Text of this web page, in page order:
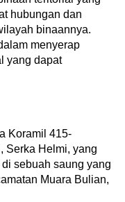
hubungan dan
binaannya.
menyerap
yang dapat
Koramil 415-
Serka Helmi, yang
sebuah saung yang
Muara Bulian,